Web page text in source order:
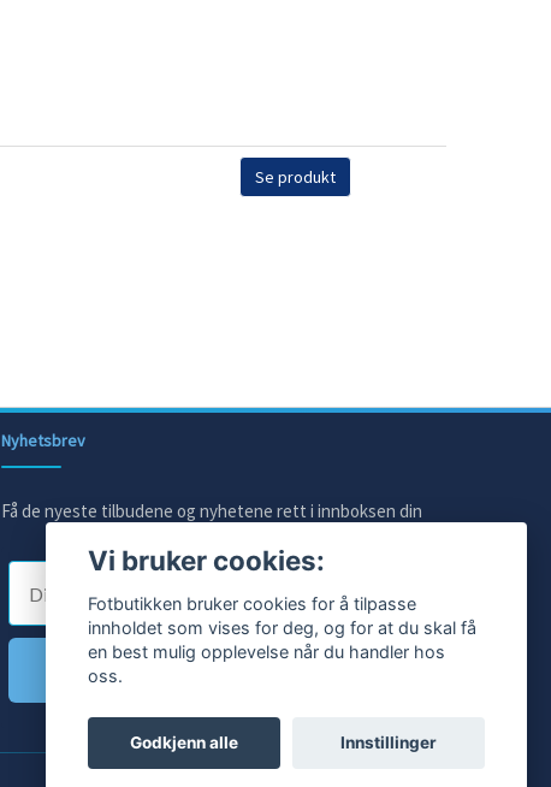
Se produkt
Nyhetsbrev
Få de nyeste tilbudene og nyhetene rett i innboksen din
E-post Vi bruker cookies:
Fotbutikken bruker cookies for å tilpasse
innholdet som vises for deg, og for at du skal få
en best mulig opplevelse når du handler hos
oss.
Godkjenn alle Innstillinger